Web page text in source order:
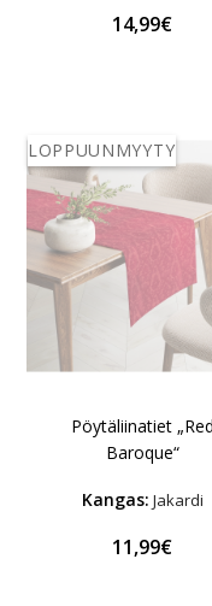
14,99€
LOPPUUNMYYTY
Pöytäliinatiet „Red
Baroque“
Kangas: Jakardi
11,99€